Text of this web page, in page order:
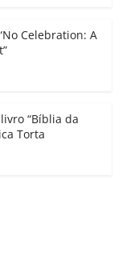
Celebration: A
“Bíblia da
Torta